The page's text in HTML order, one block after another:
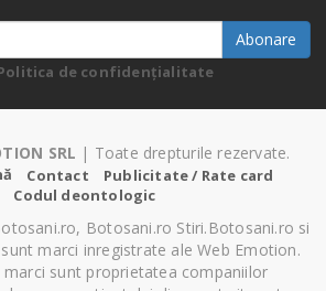
Abonare
de confidențialitate
SRL | Toate drepturile rezervate.
Contact
Publicitate / Rate card
Codul deontologic
Botosani.ro Stiri.Botosani.ro si
marci inregistrate ale Web Emotion.
sunt proprietatea companiilor